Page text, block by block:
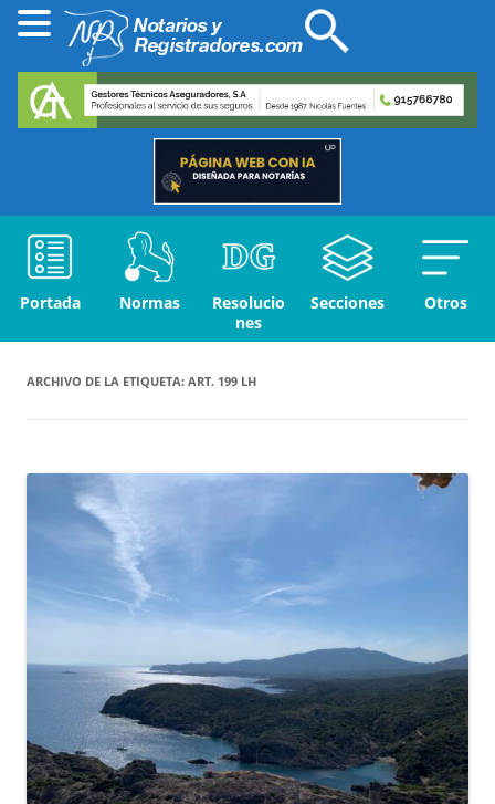
Portada Normas
Resolucio
nes
Secciones Otros
ARCHIVO DE LA ETIQUETA: ART. 199 LH